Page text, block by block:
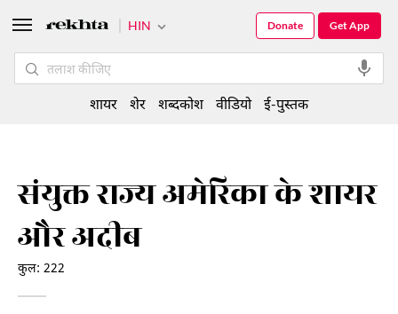
संयुक्त राज्य अमेरिका के शायर
और अदीब
कुल: 222
HIN Get App
Donate
शायर शेर शब्दकोश वीडियो ई-पुस्तक